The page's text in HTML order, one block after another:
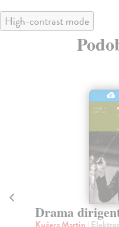
High-contrast mode
Ženská práce